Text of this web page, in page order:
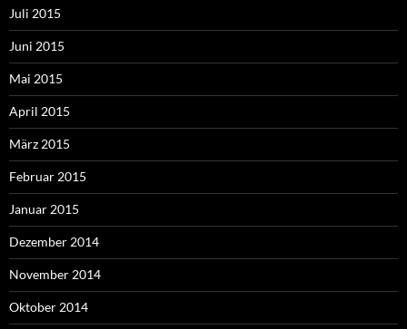
Juli 2015
Juni 2015
Mai 2015
April 2015
März 2015
Februar 2015
Januar 2015
Dezember 2014
November 2014
Oktober 2014